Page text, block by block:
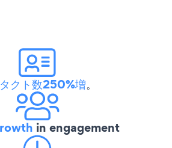
クト数250%増。
in engagement